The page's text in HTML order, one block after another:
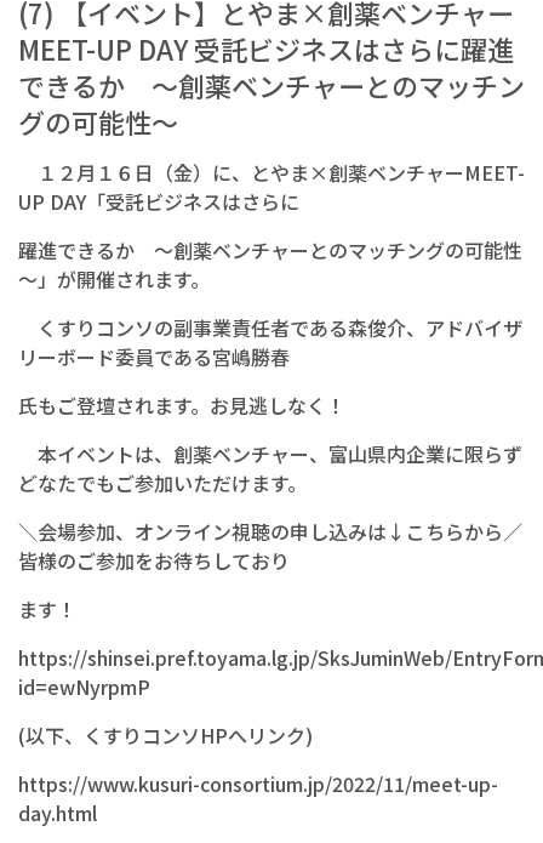
(7) 【イベント】とやま×創薬ベンチャー
MEET-UP DAY 受託ビジネスはさらに躍進
できるか ～創薬ベンチャーとのマッチン
グの可能性～
１２月１６日（金）に、とやま×創薬ベンチャーMEET-
UP DAY「受託ビジネスはさらに
躍進できるか ～創薬ベンチャーとのマッチングの可能性
～」が開催されます。
くすりコンソの副事業責任者である森俊介、アドバイザ
リーボード委員である宮嶋勝春
氏もご登壇されます。お見逃しなく！
本イベントは、創薬ベンチャー、富山県内企業に限らず
どなたでもご参加いただけます。
＼会場参加、オンライン視聴の申し込みは↓こちらから／
皆様のご参加をお待ちしており
ます！
https://shinsei.pref.toyama.lg.jp/SksJuminWeb/
id=ewNyrpmP
(以下、くすりコンソHPへリンク)
https://www.kusuri-consortium.jp/2022/11/meet-up-
day.html